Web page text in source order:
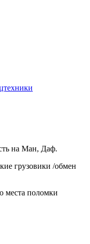
на Ман, Даф.
грузовики /обмен
места поломки